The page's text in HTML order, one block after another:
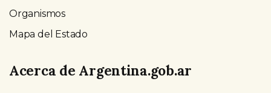
Organismos
Mapa del Estado
Acerca de Argentina.gob.ar